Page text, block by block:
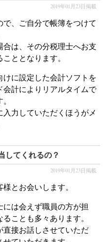
2019年01月23日掲載
、ご自分で帳簿をつけて
は、その分税理士へお支
ととなります。
に設定した会計ソフトを
計によりリアルタイムで
力していただくほうがメ
してくれるの？
2019年01月23日掲載
とお会いします。
は会えず職員の方が担
ことも多々あります。
接お話しさせていただ